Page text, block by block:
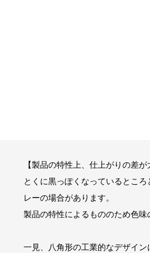
【製品の特性上、仕上がりの差が
とくに黒っぽくなっているとこ
レーの場合があります。
製品の特性によるもののため色味
一見、八角形の工業的なデザイ